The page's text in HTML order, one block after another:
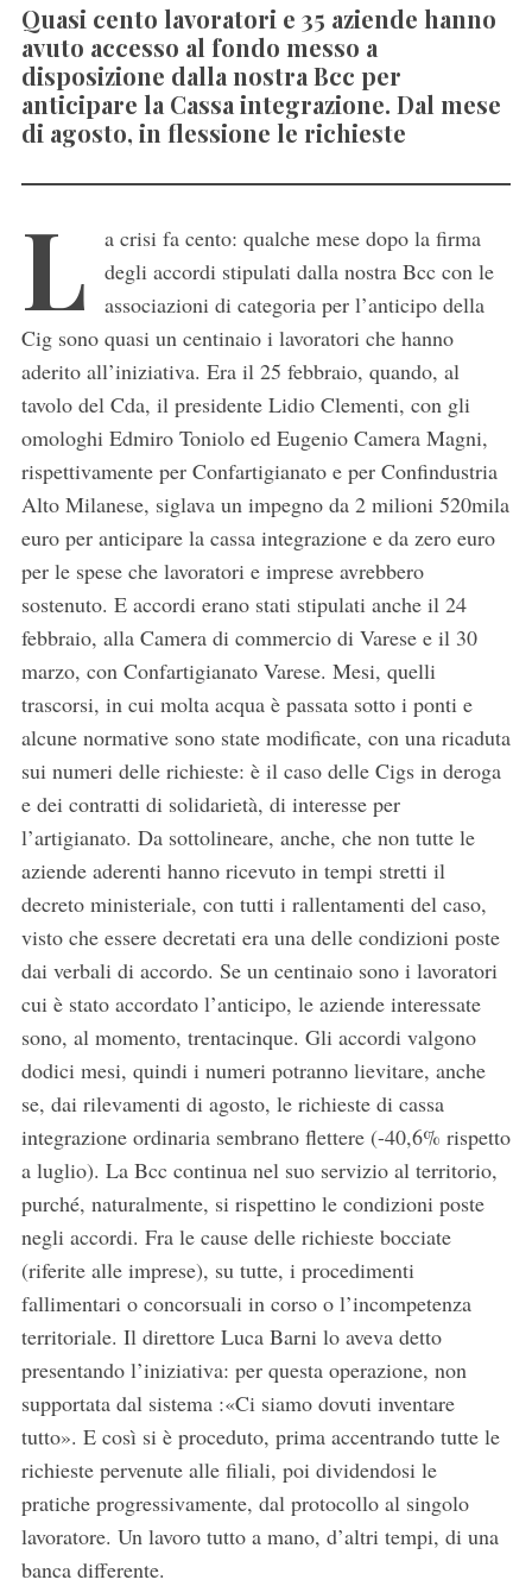
Quasi cento lavoratori e 35 aziende hanno
avuto accesso al fondo messo a
disposizione dalla nostra Bcc per
anticipare la Cassa integrazione. Dal mese
di agosto, in flessione le richieste
L
a crisi fa cento: qualche mese dopo la firma
degli accordi stipulati dalla nostra Bcc con le
associazioni di categoria per l’anticipo della
Cig sono quasi un centinaio i lavoratori che hanno
aderito all’iniziativa. Era il 25 febbraio, quando, al
tavolo del Cda, il presidente Lidio Clementi, con gli
omologhi Edmiro Toniolo ed Eugenio Camera Magni,
rispettivamente per Confartigianato e per Confindustria
Alto Milanese, siglava un impegno da 2 milioni 520mila
euro per anticipare la cassa integrazione e da zero euro
per le spese che lavoratori e imprese avrebbero
sostenuto. E accordi erano stati stipulati anche il 24
febbraio, alla Camera di commercio di Varese e il 30
marzo, con Confartigianato Varese. Mesi, quelli
trascorsi, in cui molta acqua è passata sotto i ponti e
alcune normative sono state modificate, con una ricaduta
sui numeri delle richieste: è il caso delle Cigs in deroga
e dei contratti di solidarietà, di interesse per
l’artigianato. Da sottolineare, anche, che non tutte le
aziende aderenti hanno ricevuto in tempi stretti il
decreto ministeriale, con tutti i rallentamenti del caso,
visto che essere decretati era una delle condizioni poste
dai verbali di accordo. Se un centinaio sono i lavoratori
cui è stato accordato l’anticipo, le aziende interessate
sono, al momento, trentacinque. Gli accordi valgono
dodici mesi, quindi i numeri potranno lievitare, anche
se, dai rilevamenti di agosto, le richieste di cassa
integrazione ordinaria sembrano flettere (-40,6% rispetto
a luglio). La Bcc continua nel suo servizio al territorio,
purché, naturalmente, si rispettino le condizioni poste
negli accordi. Fra le cause delle richieste bocciate
(riferite alle imprese), su tutte, i procedimenti
fallimentari o concorsuali in corso o l’incompetenza
territoriale. Il direttore Luca Barni lo aveva detto
presentando l’iniziativa: per questa operazione, non
supportata dal sistema :«Ci siamo dovuti inventare
tutto». E così si è proceduto, prima accentrando tutte le
richieste pervenute alle filiali, poi dividendosi le
pratiche progressivamente, dal protocollo al singolo
lavoratore. Un lavoro tutto a mano, d’altri tempi, di una
banca differente.